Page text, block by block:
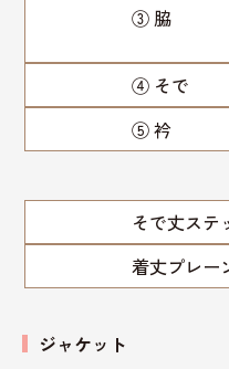
③ 脇
④ そで
⑤ 衿
そで丈ステ
着丈プレー
ジャケット